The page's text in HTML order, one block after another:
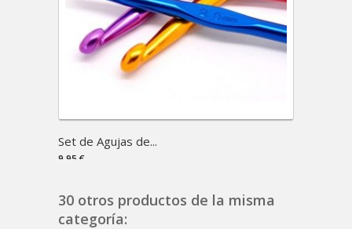
Set de Agujas de...
9,95 €
30 otros productos de la misma
categoría: